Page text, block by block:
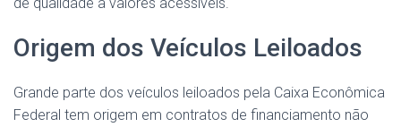
Origem dos Veículos Leiloados
Grande parte dos veículos leiloados pela Caixa Econômica
Federal tem origem em contratos de financiamento não